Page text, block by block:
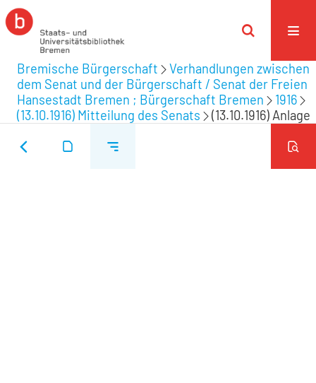
Bremische Bürgerschaft
Verhandlungen zwischen
dem Senat und der Bürgerschaft / Senat der Freien
Hansestadt Bremen ; Bürgerschaft Bremen
1916
(13.10.1916) Mitteilung des Senats
(13.10.1916) Anlage